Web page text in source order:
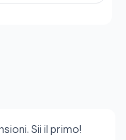
Sii il primo!